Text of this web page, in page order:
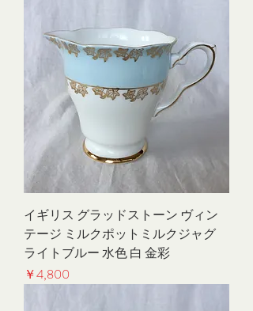
イギリス グラッドストーン ヴィン
テージ ミルクポットミルクジャグ
ライトブルー 水色 白 金彩
価格
￥4,800